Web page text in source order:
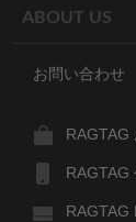
ABOUT US
お問い合わせ
RAGTAG
RAGTAG
RAGTAG